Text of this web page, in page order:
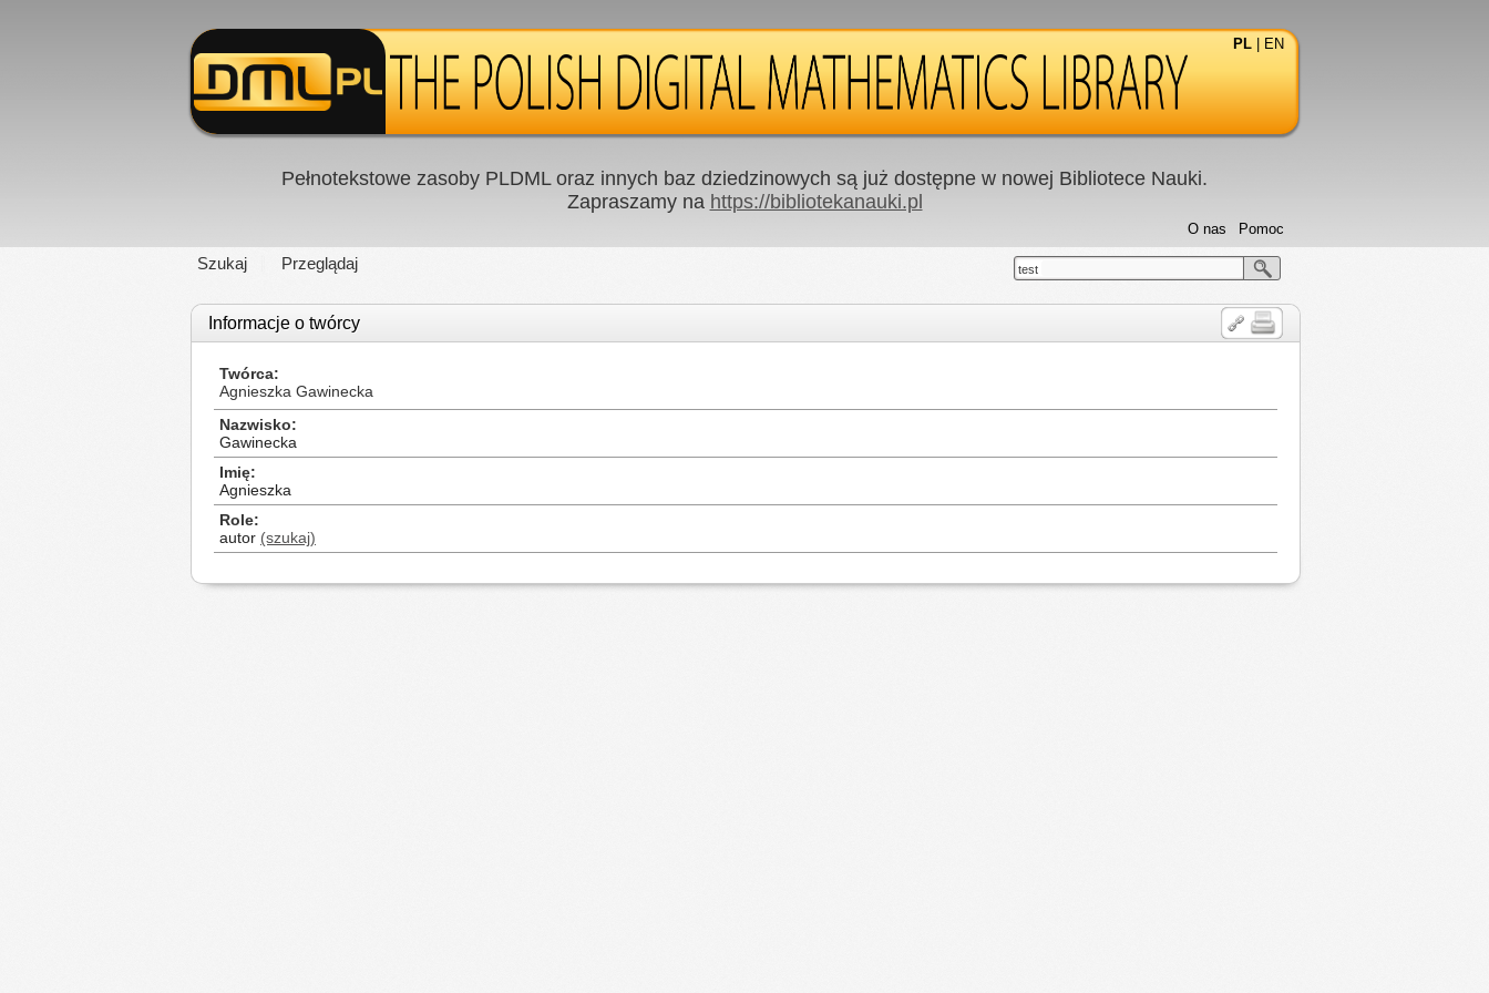
PL EN
Pełnotekstowe zasoby PLDML oraz innych baz dziedzinowych są już dostępne w nowej Bibliotece Nauki.
Zapraszamy na https://bibliotekanauki.pl
Szukaj Przeglądaj
Pomoc
O nas
test
Informacje o twórcy
Twórca
Agnieszka Gawinecka
Nazwisko
Gawinecka
Imię
Agnieszka
Role
autor (szukaj)